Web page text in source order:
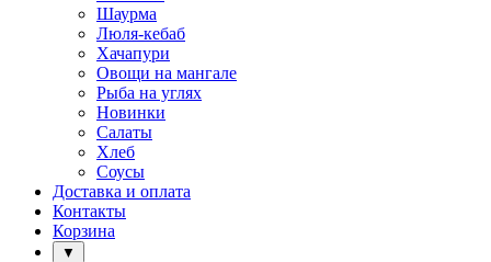
Шаурма
Люля-кебаб
Хачапури
Овощи на мангале
Рыба на углях
Новинки
Салаты
Хлеб
Соусы
Доставка и оплата
Контакты
Корзина
▼